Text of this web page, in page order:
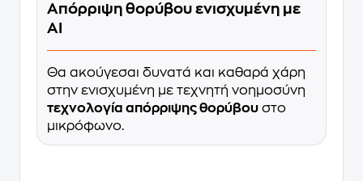
Απόρριψη θορύβου ενισχυμένη με
AI
Θα ακούγεσαι δυνατά και καθαρά χάρη
στην ενισχυμένη με τεχνητή νοημοσύνη
τεχνολογία απόρριψης θορύβου στο
μικρόφωνο.